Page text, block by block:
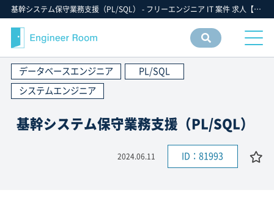
基幹システム保守業務支援（PL/SQL） - フリーエンジニア IT 案件 求人【エンジニアルーム】ITフリーランス ITエンジニア IT個人事業主 仕事 転職 募集
データベースエンジニア
PL/SQL
システムエンジニア
基幹システム保守業務支援（PL/SQL）
2024.06.11 ID：81993